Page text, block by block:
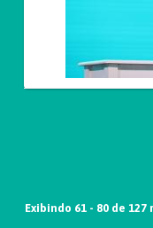
Exibindo 61 - 80 de